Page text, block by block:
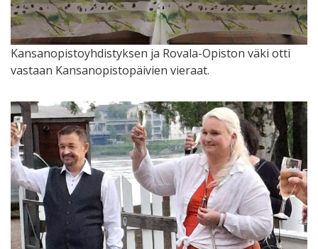
Kansanopistoyhdistyksen ja Rovala-Opiston väki otti
vastaan Kansanopistopäivien vieraat.